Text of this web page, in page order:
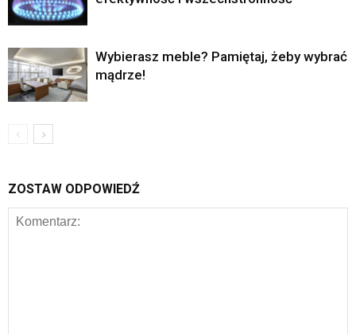
Wybierasz meble? Pamiętaj, żeby wybrać
mądrze!
ZOSTAW ODPOWIEDŹ